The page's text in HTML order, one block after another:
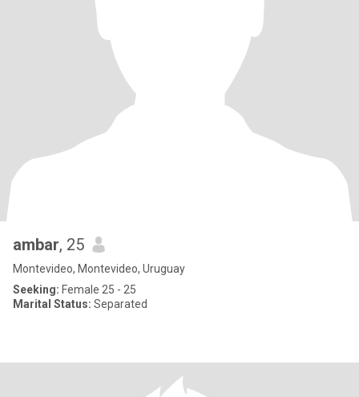
ambar, 25
Montevideo, Montevideo, Uruguay
Seeking: Female 25 - 25
Marital Status: Separated